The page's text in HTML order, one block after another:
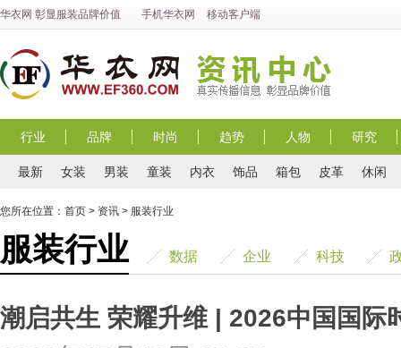
华衣网 彰显服装品牌价值 手机华衣网 移动客户端
行业 品牌 时尚 趋势 人物 研究
最新 女装 男装 童装 内衣 饰品 箱包 皮革 休闲
您所在位置： 首页 > 资讯 > 服装行业
服装行业 数据 企业 科技
潮启共生 荣耀升维 | 2026中国国际